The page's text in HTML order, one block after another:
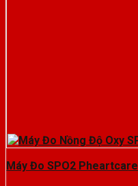
Máy Đo SPO2 Pheartcare